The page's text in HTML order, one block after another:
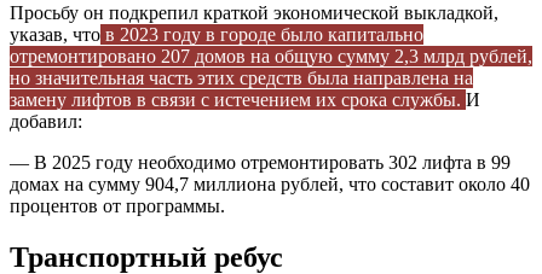
Просьбу он подкрепил краткой экономической выкладкой,
указав, что в 2023 году в городе было капитально
отремонтировано 207 домов на общую сумму 2,3 млрд рублей,
но значительная часть этих средств была направлена на
замену лифтов в связи с истечением их срока службы. И
добавил:
— В 2025 году необходимо отремонтировать 302 лифта в 99
домах на сумму 904,7 миллиона рублей, что составит около 40
процентов от программы.
Транспортный ребус